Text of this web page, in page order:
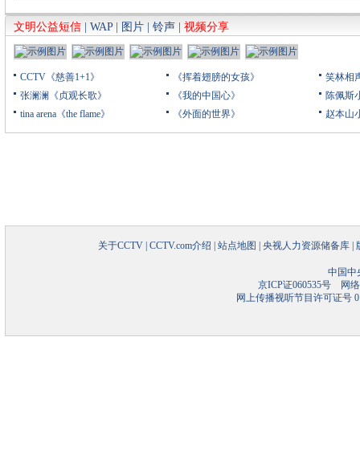
文明公益短信 WAP| 图片 铃声 视频分享
CCTV《慈善1+1》
张澜澜《贞观长歌》
tina arena《the flame》
《挥着翅膀的女孩》
《我的中国心》
《外面的世界》
笑林相
陈佩斯
赵本山
关于CCTV CCTV.com介绍 站点地图 央视人力资源储备库
中国中
京ICP证060535号网络
网上传播视听节目许可证号